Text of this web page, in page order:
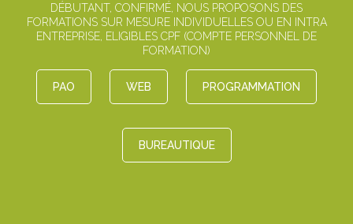
DÉBUTANT, CONFIRMÉ, NOUS PROPOSONS DES
FORMATIONS SUR MESURE INDIVIDUELLES OU EN INTRA
ENTREPRISE, ELIGIBLES CPF (COMPTE PERSONNEL DE
FORMATION)
PAO WEB PROGRAMMATION
BUREAUTIQUE